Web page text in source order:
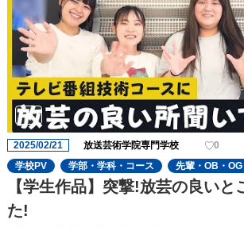
2025/02/21 放送芸術学院専門学校
0
学校PV
学部・学科・コース 先輩・OB・OG
【学生作品】突撃!放芸の良いと
た!